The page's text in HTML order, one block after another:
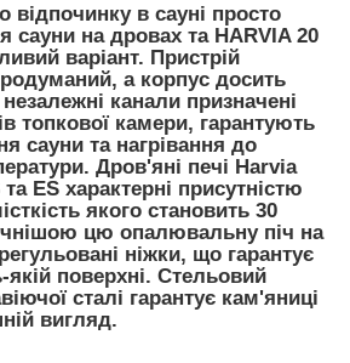
в сауні просто
сауни на дровах та HARVIA 20
варіант. Пристрій
а корпус досить
канали призначені
топкової камери, гарантують
сауни та нагрівання до
Дров'яні печі Harvia
ES характерні присутністю
якого становить 30
цю опалювальну піч на
ніжки, що гарантує
якій поверхні. Стельовий
сталі гарантує кам'яниці
вигляд.